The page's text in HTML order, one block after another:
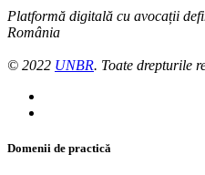
Platformă digitală cu avocații
România
© 2022 UNBR. Toate drepturile
Domenii de practică